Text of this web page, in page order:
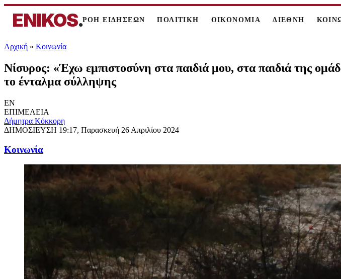
ENIKOS.ΡΟΗ ΕΙΔΗΣΕΩΝ ΠΟΛΙΤΙΚΗ ΟΙΚΟΝΟΜΙΑ ΔΙΕΘΝΗ
Αρχική » Κοινωνία
Νίσυρος: «Έχω εμπιστοσύνη στα παιδιά μου, στα παιδιά της
το ένταλμα σύλληψης
EN
ΕΠΙΜΕΛΕΙΑ
Δήμητρα Κόκκορη
ΔΗΜΟΣΙΕΥΣΗ 19:17, Παρασκευή 26 Απριλίου 2024
Κοινωνία